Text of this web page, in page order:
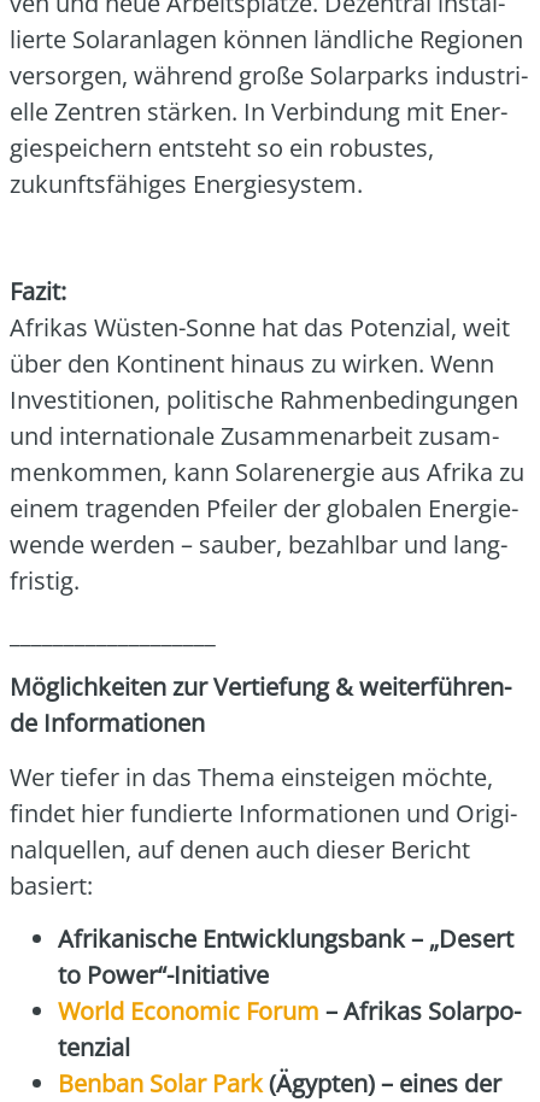
lier­te Solar­an­la­gen kön­nen länd­li­che Regio­nen
ver­sor­gen, wäh­rend gro­ße Solar­parks indus­tri­
el­le Zen­tren stär­ken. In Ver­bin­dung mit Ener­
gie­spei­chern ent­steht so ein robus­tes,
zukunfts­fä­hi­ges Ener­gie­sys­tem.
Fazit:
Afri­kas Wüs­ten-Son­ne hat das Poten­zi­al, weit
über den Kon­ti­nent hin­aus zu wir­ken. Wenn
Inves­ti­tio­nen, poli­ti­sche Rah­men­be­din­gun­gen
und inter­na­tio­na­le Zusam­men­ar­beit zusam­
men­kom­men, kann Solar­ener­gie aus Afri­ka zu
einem tra­gen­den Pfei­ler der glo­ba­len Ener­gie­
wen­de wer­den – sau­ber, bezahl­bar und lang­
fris­tig.
Mög­lich­kei­ten zur Ver­tie­fung & wei­ter­füh­ren­
de Infor­ma­tio­nen
Wer tie­fer in das The­ma ein­stei­gen möch­te,
fin­det hier fun­dier­te Infor­ma­tio­nen und Ori­gi­
nal­quel­len, auf denen auch die­ser Bericht
basiert:
Afri­ka­ni­sche Ent­wick­lungs­bank – „Desert
to Power“-Initiative
World Eco­no­mic Forum – Afri­kas Solar­po­
ten­zi­al
Ben­ban Solar Park(Ägyp­ten) – eines der